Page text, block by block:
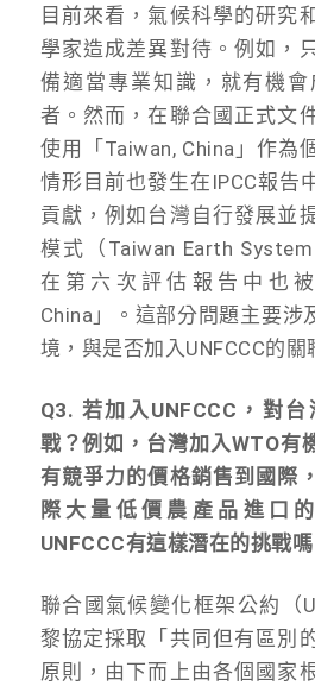
目前來看，氣候科學的研究
學家造成差異對待。例如，
備適當專業知識，就有機會
者。然而，在聯合國正式文
使用「Taiwan, China」作為
情形目前也發生在IPCC報告
貢獻，例如台灣自行發展並
模式（Taiwan Earth
在第六次評估報告中也
China」。這部分問題主要涉
境，與是否加入UNFCCC的關
Q3. 若加入UNFCCC，對
戰？例如，台灣加入WTO有
有競爭力的價格銷售到國際
際大量低價農產品進口
UNFCCC有這樣潛在的挑戰嗎
聯合國氣候變化框架公約（
黎協定採取「共同但有區別
原則，由下而上由各個國家